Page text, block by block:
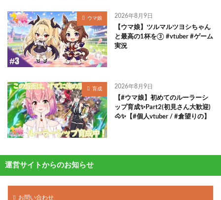
ウマ娘 2026年8月9日
【ウマ娘】ツルマルツヨシちゃん
と最高の1杯を③ #vtuber #ゲーム
実況
育成 2026年8月9日
【#ウマ娘】初めてのルーラーシ
ップ育成✨Part2(初見さん大歓迎)
🐴✨【#個人vtuber / #倉望りの】
運営サイトからのお知らせ
お問い合わせ